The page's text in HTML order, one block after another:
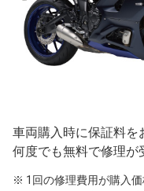
車両購入時に保証料を
何度でも無料で修理が
※ 1回の修理費用が購入